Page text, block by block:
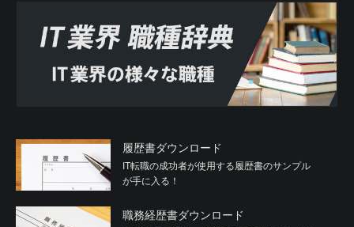
履歴書ダウンロード
IT転職の成功者が使用する履歴書のサンプル
が手に入る！
職務経歴書ダウンロード